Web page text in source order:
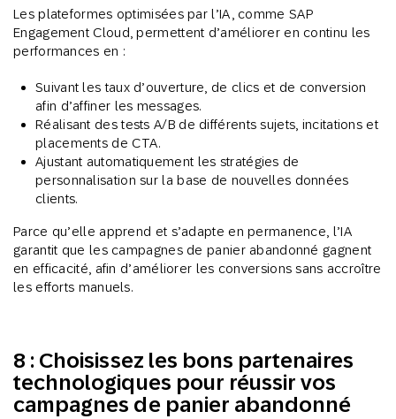
Les plateformes optimisées par l’IA, comme SAP
Engagement Cloud, permettent d’améliorer en continu les
performances en :
Suivant les taux d’ouverture, de clics et de conversion
afin d’affiner les messages.
Réalisant des tests A/B de différents sujets, incitations et
placements de CTA.
Ajustant automatiquement les stratégies de
personnalisation sur la base de nouvelles données
clients.
Parce qu’elle apprend et s’adapte en permanence, l’IA
garantit que les campagnes de panier abandonné gagnent
en efficacité, afin d’améliorer les conversions sans accroître
les efforts manuels.
8 : Choisissez les bons partenaires
technologiques pour réussir vos
campagnes de panier abandonné